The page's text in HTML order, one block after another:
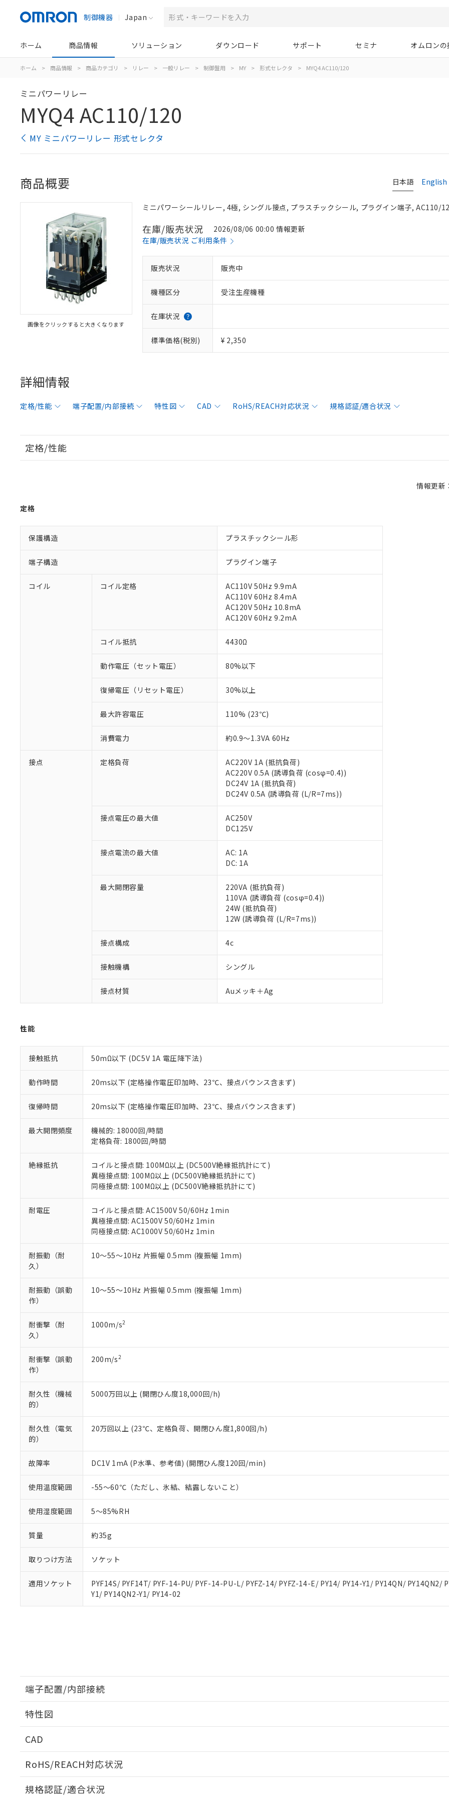
制御機器 Japan
ホーム 商品情報 ソリューション ダウンロード サポート セミナ オムロン
ホーム > 商品情報 > 商品カテゴリ > リレー > 一般リレー > 制御盤用 > MY > 形式セレクタ > MYQ4 AC110/120
ミニパワーリレー
MYQ4 AC110/120
MY ミニパワーリレー 形式セレクタ
日本語 English
商品概要
画像をクリックすると大きくなります
ミニパワーシールリレー, 4極, シングル接点, プラスチックシール, プラグイン端子, AC110/
在庫/販売状況
2026/08/06 00:00 情報更新
在庫/販売状況 ご利用条件
販売状況 販売中
機種区分 受注生産機種
在庫状況
標準価格(税別) ¥ 2,350
詳細情報
定格/性能 端子配置/内部接続 特性図 CAD RoHS/REACH対応状況 規格認証/適合状況
定格/性能
情報更新
定格
保護構造 プラスチックシール形
端子構造 プラグイン端子
コイル コイル定格
AC110V 50Hz 9.9mA
AC110V 60Hz 8.4mA
AC120V 50Hz 10.8mA
AC120V 60Hz 9.2mA
コイル抵抗 4430Ω
動作電圧（セット電圧） 80%以下
復帰電圧（リセット電圧） 30%以上
最大許容電圧 110% (23℃)
消費電力 約0.9～1.3VA 60Hz
接点 定格負荷
AC220V 1A (抵抗負荷)
AC220V 0.5A (誘導負荷 (cosφ=0.4))
DC24V 1A (抵抗負荷)
DC24V 0.5A (誘導負荷 (L/R=7ms))
接点電圧の最大値
AC250V
DC125V
接点電流の最大値
AC: 1A
DC: 1A
最大開閉容量
220VA (抵抗負荷)
110VA (誘導負荷 (cosφ=0.4))
24W (抵抗負荷)
12W (誘導負荷 (L/R=7ms))
接点構成 4c
接触機構 シングル
接点材質 Auメッキ＋Ag
性能
接触抵抗 50mΩ以下 (DC5V 1A 電圧降下法)
動作時間 20ms以下 (定格操作電圧印加時、23℃、接点バウンス含まず)
復帰時間 20ms以下 (定格操作電圧印加時、23℃、接点バウンス含まず)
最大開閉頻度
機械的: 18000回/時間
定格負荷: 1800回/時間
絶縁抵抗
コイルと接点間: 100MΩ以上 (DC500V絶縁抵抗計にて)
異極接点間: 100MΩ以上 (DC500V絶縁抵抗計にて)
同極接点間: 100MΩ以上 (DC500V絶縁抵抗計にて)
耐電圧
コイルと接点間: AC1500V 50/60Hz 1min
異極接点間: AC1500V 50/60Hz 1min
同極接点間: AC1000V 50/60Hz 1min
耐振動（耐
久）
10～55～10Hz 片振幅 0.5mm (複振幅 1mm)
耐振動（誤動
作）
10～55～10Hz 片振幅 0.5mm (複振幅 1mm)
耐衝撃（耐
久）
1000m/s2
耐衝撃（誤動
作）
200m/s2
耐久性（機械
的）
5000万回以上 (開閉ひん度18,000回/h)
耐久性（電気
的）
20万回以上 (23℃、定格負荷、開閉ひん度1,800回/h)
故障率 DC1V 1mA (P水準、参考値) (開閉ひん度120回/min)
使用温度範囲 -55～60℃（ただし、氷結、結露しないこと）
使用湿度範囲 5～85%RH
質量 約35g
取りつけ方法 ソケット
適用ソケット
PYF14S/ PYF14T/ PYF-14-PU/ PYF-14-PU-L/ PYFZ-14/ PYFZ-14-E/ PY14/ PY14-Y1/ PY14QN/ PY14QN2/
Y1/ PY14QN2-Y1/ PY14-02
端子配置/内部接続
特性図
CAD
RoHS/REACH対応状況
規格認証/適合状況
ご利用条件
以下の条件をお読みいただき、同意のうえご利用ください。
当社制御機器事業取扱商品の中には、本サービスの対象外となる商品もあることを
在庫状況および標準価格照会結果は、記載している更新日時点での社内データに基
い。
正式な納期状況および標準価格はお客様のお取引先、またはお客様担当のオムロン
当社販売員にご相談ください。
オムロン制御機器販売店や当社販売拠点は「
在庫状況および標準価格結果を当社の事前の承諾なく第三者に漏洩または開示しな
ている必要があります。
お客様が当ウェブサイト上で当社にご登録された部品リストについて、当社および
が、当社の製品・サービスに関するお客様との取引・商談に必要な範囲で利用する
さい。
※当社の共同利用者とは、
対応済み：EU RoHS指令（10物質）の非含有に対応した製品が提供可能な商品です。
調査・確認中：EU RoHS指令（10物質）の非含有の対応状況を調査中または確認中の商
非該当品：ライセンス料など無形物で、有害物質有無と関係のない商品です。
仕入先様の事情により、非含有部品としていたものが、含有品と判明した場合などやむ
があります。
フタル酸ビス(2-エチルヘキシル) (DEHP)(別名：DOP) 1000ppm以下、フタル酸ブチルベンジル（BBP）
ル（DBP） 1000ppm以下、フタル酸ジイソブチル (DIBP) 1000ppm以下
但し、RoHS指令で産業用監視および制御機器に対する適用除外項目は除く。
フタル酸エステル類の４物質については閾値を超える意図的な使用がないことを確認しています。
部品在庫の切り替え状況などにより、予定月が前後することがあります。
※3 非含有証明書ダウンロード
下記の非含有証明書をダウンロードすることができます。
51物質の非含有証明書（当社基準）
※本証明書は発行日時点で非含有を証明するもので、過去に遡って非含有を証明するも
また、RoHS指令のフタル酸エステル類４物質の対応では、対応完了までの期間は出
混在することから備考欄に対応日を記載しておりました。
既に当社にて対応品への在庫切替を完了していることから、特段のことがない限り、
※1 中国RoHS○×表
Pb(鉛) :1000ppm、 Hg(水銀) : 1000ppm、 Cd(カドミウム) : 100ppm、
DEHP(フタル酸ビス(2-エチルヘキシル)) : 1000ppm
※2 環境保護使用期限
「ｅ」：有害物質（10物質）のすべてが基準値以下であることを示します。
「10」：通常の使用状況下において有害物質が外部に漏えいし、環境に深刻な影響を及
味します。
「－」：未確認です。当社販売部門へお問い合わせください。
などの必要な手続きをとります。
当社は規制貨物を破棄する場合は、完全に破砕するなど、違法に輸出されないよう
当社は貴社製品を、核兵器、ミサイル、化学兵器、生物兵器またはその他武器並び
置等に一切使用いたしません。
また当社は、販売先および販売に係わる関係者が違法に輸出するおそれがある場合
たしません。
白